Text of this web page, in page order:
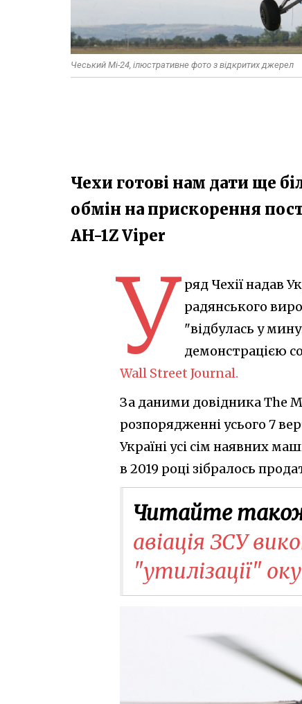
Чеський Мі-24, ілюстративне фото з відкритих джерел
Чехи готові нам дати ще
обмін на прискорення
AH-1Z Viper
У ряд Чехії надав
радянського
"відбулась у
демонстрацією
Wall Street Journal.
За даними довідника The
розпорядженні усього 7
Україні усі сім наявних
в 2019 році зібралось
Читайте
авіація ЗСУ
"утилізації"